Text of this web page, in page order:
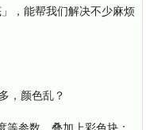
，能帮我们解决不少麻烦
，颜色乱？
参数，叠加上彩色块；